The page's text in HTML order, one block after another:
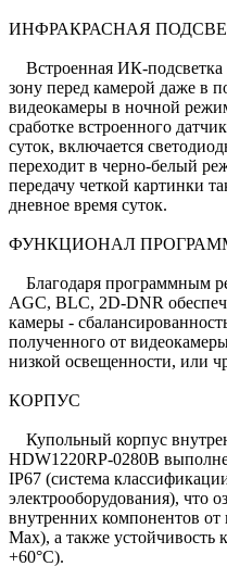
ИНФРАКРАСНАЯ
Встроенная ИК-подсветка
зону перед камерой даже в
видеокамеры в ночной
сработке встроенного
суток, включается
переходит в черно-белый
передачу четкой картинки
дневное время суток.
ФУНКЦИОНАЛ
Благодаря программным
AGC, BLC, 2D-DNR
камеры -
полученного от
низкой освещенности, или
КОРПУС
Купольный корпус
HDW1220RP-0280B
IP67 (система
электрооборудования), что
внутренних компонентов
Max), а также устойчивость
+60°C).